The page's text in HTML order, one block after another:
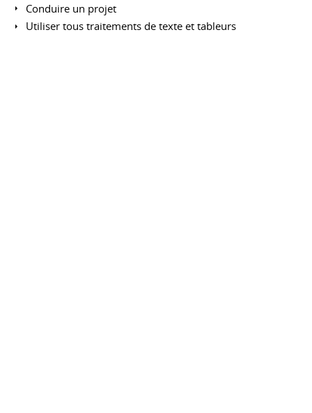
Conduire un projet
Utiliser tous traitements de texte et tableurs